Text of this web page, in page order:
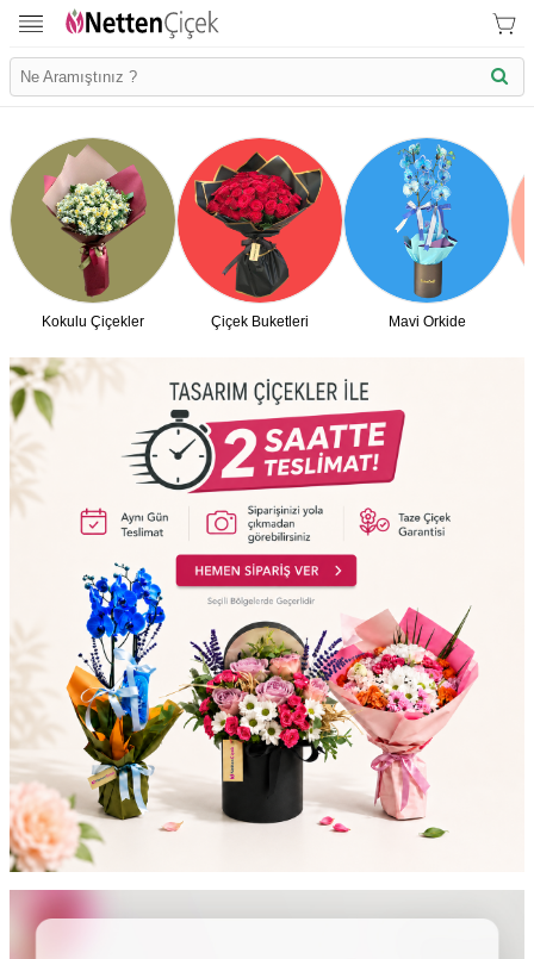
Kokulu Çiçekler Çiçek Buketleri Mavi Orkide
İletişim Bilgilerimiz
KVK Bilgilendirme
Ödeme Bllgileri
testt